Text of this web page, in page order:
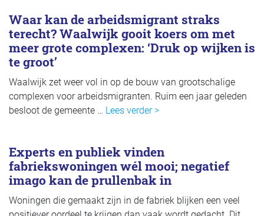
Waar kan de arbeidsmigrant straks
terecht? Waalwijk gooit koers om met
meer grote complexen: ‘Druk op wijken is
te groot’
Waalwijk zet weer vol in op de bouw van grootschalige
complexen voor arbeidsmigranten. Ruim een jaar geleden
besloot de gemeente … Lees verder >
Experts en publiek vinden
fabriekswoningen wél mooi; negatief
imago kan de prullenbak in
Woningen die gemaakt zijn in de fabriek blijken een veel